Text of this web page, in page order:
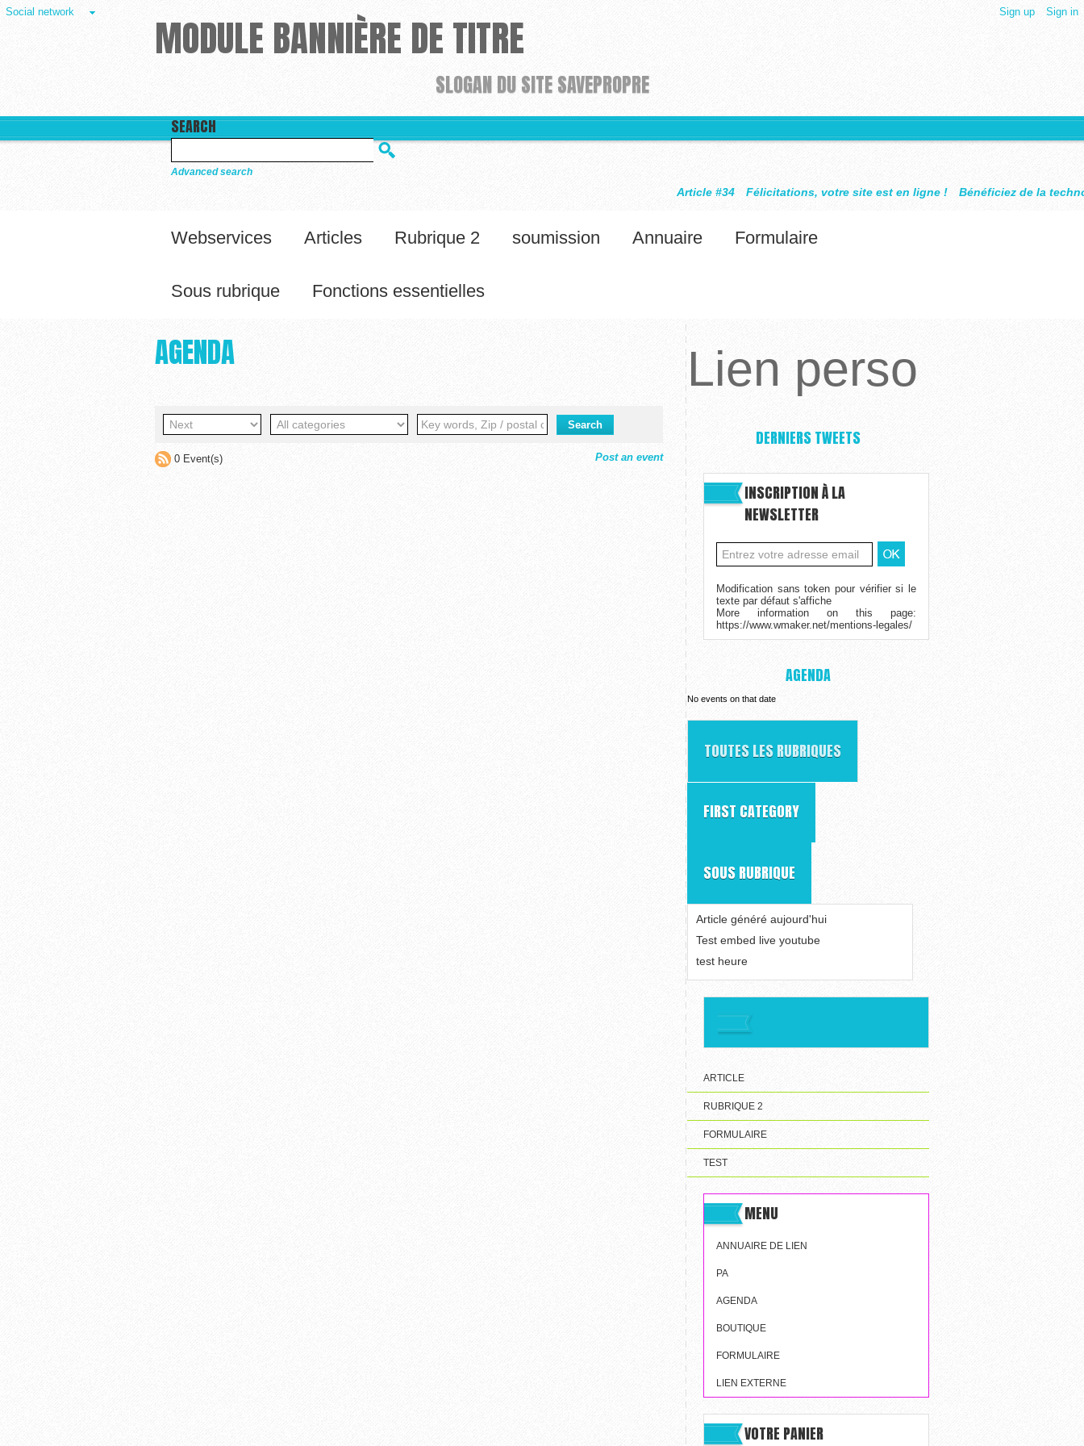
Social network Sign in
Sign up
MODULE BANNIÈRE DE TITRE
SLOGAN DU SITE SAVEPROPRE
SEARCH
Advanced search
Félicitations, votre site est en ligne ! Bénéficiez de la technologie Design Objet
Webservices Articles Rubrique 2 soumission Annuaire Formulaire
Sous rubrique Fonctions essentielles
AGENDA
0 Event(s) Post an event
Lien perso
DERNIERS TWEETS
INSCRIPTION À LA
NEWSLETTER
Modification sans token pour vérifier si le
texte par défaut s'affiche
More information on this page:
https://www.wmaker.net/mentions-legales/
AGENDA
No events on that date
TOUTES LES RUBRIQUES
FIRST CATEGORY
SOUS RUBRIQUE
Article généré aujourd'hui
Test embed live youtube
test heure
ARTICLE
RUBRIQUE 2
FORMULAIRE
TEST
MENU
ANNUAIRE DE LIEN
PA
AGENDA
BOUTIQUE
FORMULAIRE
LIEN EXTERNE
VOTRE PANIER